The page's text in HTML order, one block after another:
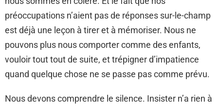
préoccupations n’aient pas de réponses sur-le-champ
est déjà une leçon à tirer et à mémoriser. Nous ne
pouvons plus nous comporter comme des enfants,
vouloir tout tout de suite, et trépigner d’impatience
quand quelque chose ne se passe pas comme prévu.
Nous devons comprendre le silence. Insister n’a rien à